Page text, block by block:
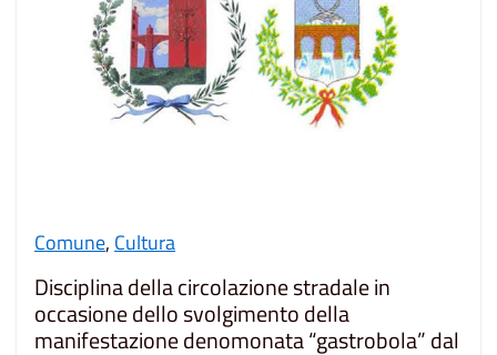
Comune, Cultura
Disciplina della circolazione stradale in
occasione dello svolgimento della
manifestazione denomonata “gastrobola” dal